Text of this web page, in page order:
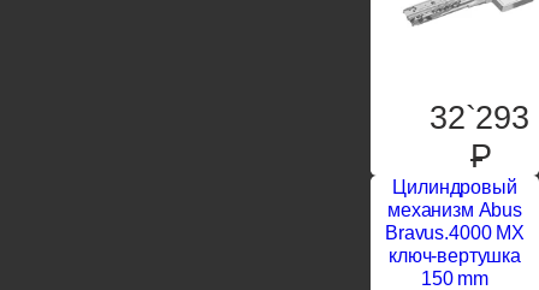
32`293
P
Цилиндровый
механизм Abus
Bravus.4000 MX
ключ-вертушка
150 mm